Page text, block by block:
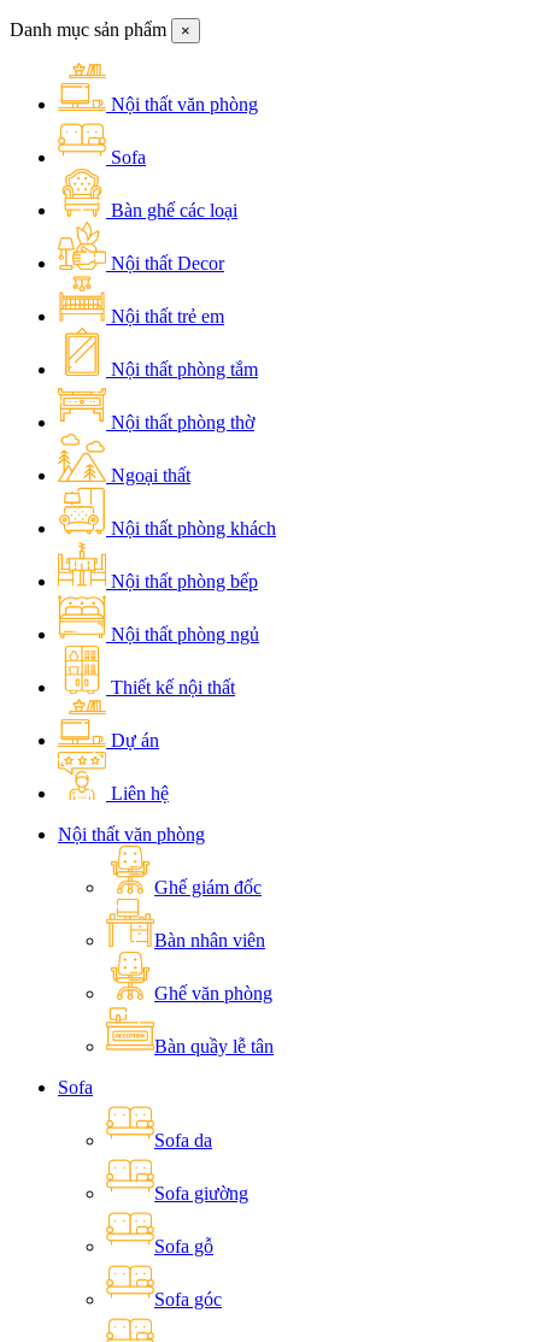
Danh mục sản phẩm ×
Nội thất văn phòng
Sofa
Bàn ghế các loại
Nội thất Decor
Nội thất trẻ em
Nội thất phòng tắm
Nội thất phòng thờ
Ngoại thất
Nội thất phòng khách
Nội thất phòng bếp
Nội thất phòng ngủ
Thiết kế nội thất
Dự án
Liên hệ
Nội thất văn phòng
Ghế giám đốc
Bàn nhân viên
Ghế văn phòng
Bàn quầy lễ tân
Sofa
Sofa da
Sofa giường
Sofa gỗ
Sofa góc